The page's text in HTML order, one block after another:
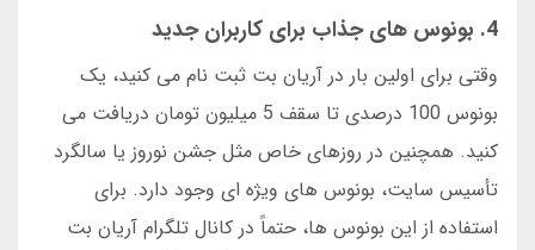
4. بونوس های جذاب برای کاربران جدید
وقتی برای اولین بار در آریان بت ثبت نام می کنید، یک
بونوس 100 درصدی تا سقف 5 میلیون تومان دریافت می
کنید. همچنین در روزهای خاص مثل جشن نوروز یا سالگرد
تأسیس سایت، بونوس های ویژه ای وجود دارد. برای
استفاده از این بونوس ها، حتماً در کانال تلگرام آریان بت